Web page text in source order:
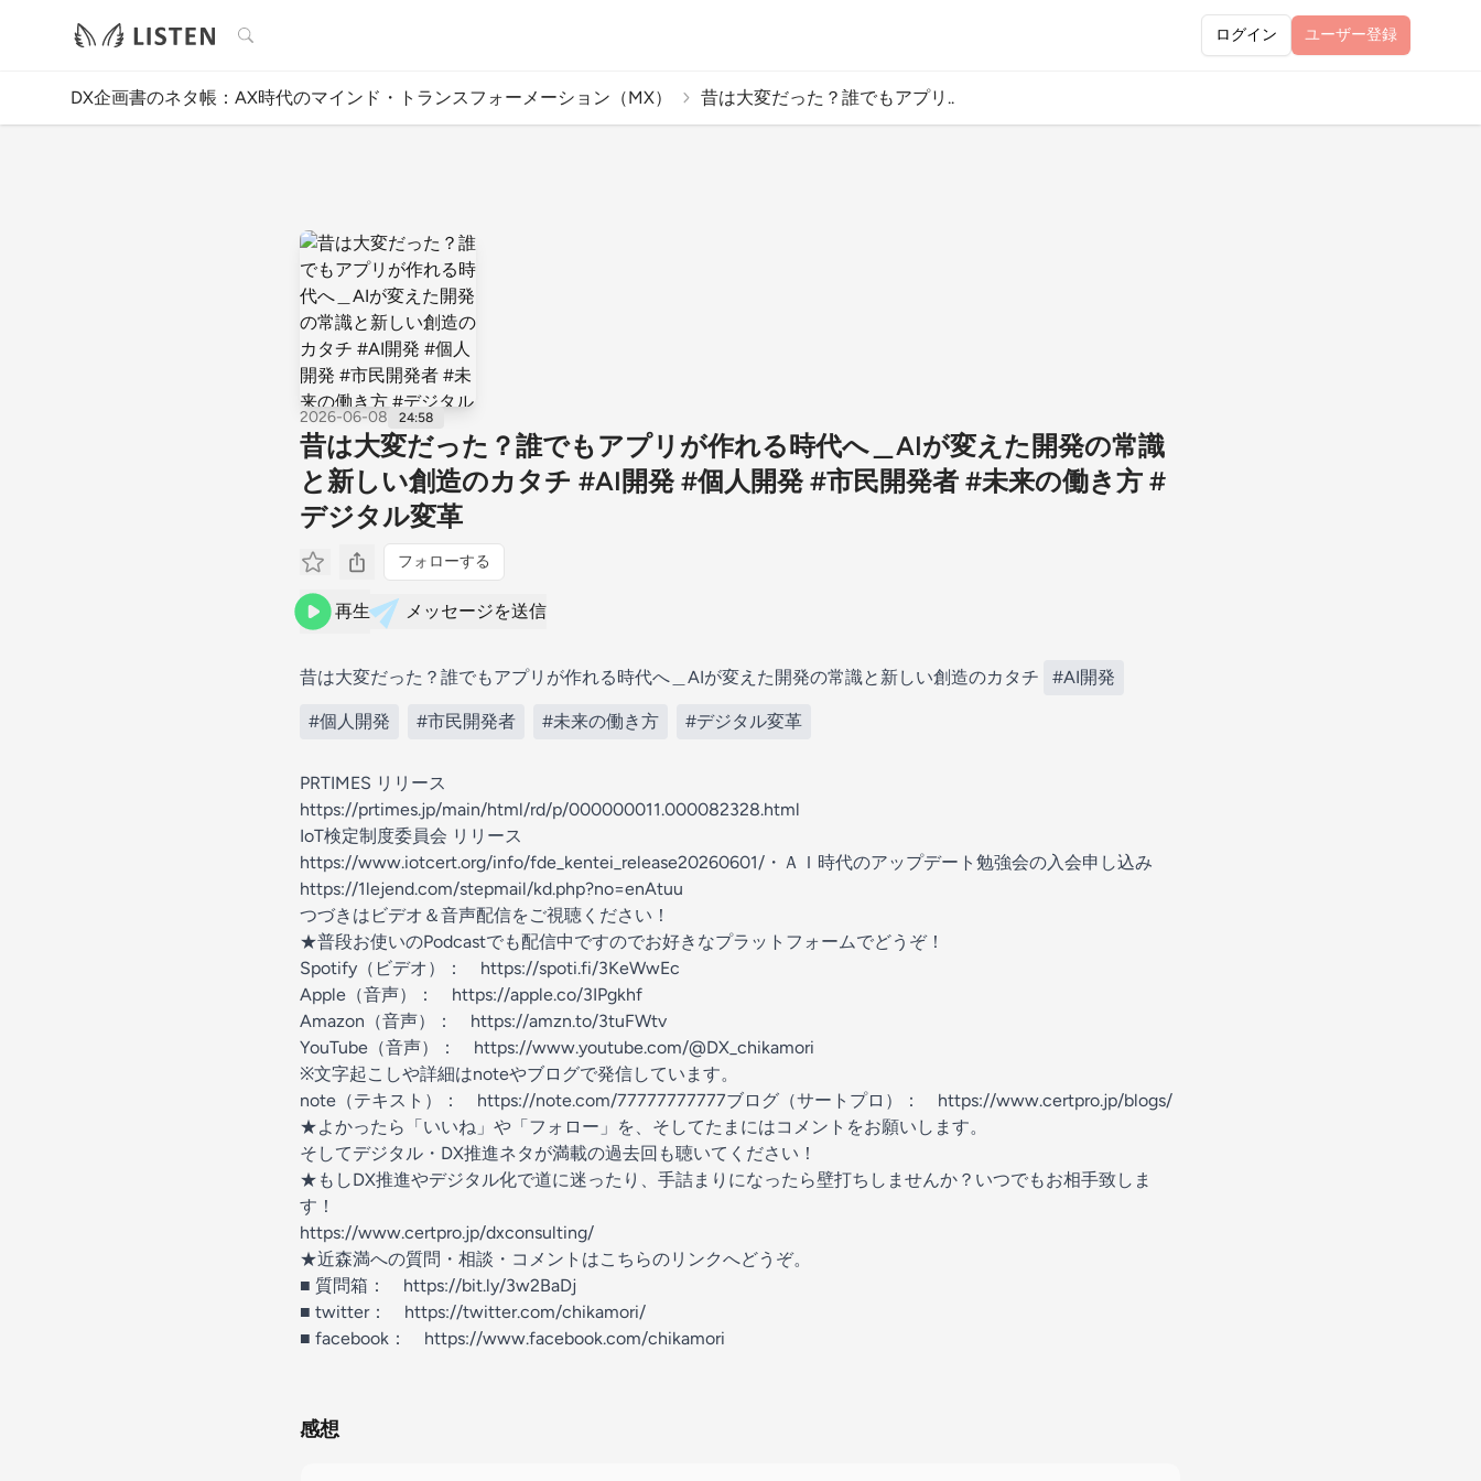
検索 ログイン ユーザー登録
DX企画書のネタ帳：AX時代のマインド・トランスフォーメーション（MX） 昔は大変だった？誰でもアプリ..
2026-06-08 24:58
昔は大変だった？誰でもアプリが作れる時代へ＿AIが変えた開発の常識
と新しい創造のカタチ #AI開発 #個人開発 #市民開発者 #未来の働き方 #
デジタル変革
フォローする
再生 メッセージを送信
昔は大変だった？誰でもアプリが作れる時代へ＿AIが変えた開発の常識と新しい創造のカタチ #AI開発
#個人開発 #市民開発者 #未来の働き方 #デジタル変革
PRTIMES リリース
https://prtimes.jp/main/html/rd/p/000000011.000082328.html⁠
IoT検定制度委員会 リリース
⁠https://www.iotcert.org/info/fde_kentei_release20260601/⁠ ・ＡＩ時代のアップデート勉強会の入会申し込み
https://1lejend.com/stepmail/kd.php?no=enAtuu
つづきはビデオ＆音声配信をご視聴ください！
★普段お使いのPodcastでも配信中ですのでお好きなプラットフォームでどうぞ！
Spotify（ビデオ）： https://spoti.fi/3KeWwEc
Apple（音声）： https://apple.co/3IPgkhf
Amazon（音声）： https://amzn.to/3tuFWtv
YouTube（音声）： https://www.youtube.com/@DX_chikamori
※文字起こしや詳細はnoteやブログで発信しています。
note（テキスト）： https://note.com/77777777777ブログ（サートプロ）： https://www.certpro.jp/blogs/
★よかったら「いいね」や「フォロー」を、そしてたまにはコメントをお願いします。
そしてデジタル・DX推進ネタが満載の過去回も聴いてください！
★もしDX推進やデジタル化で道に迷ったり、手詰まりになったら壁打ちしませんか？いつでもお相手致しま
す！
https://www.certpro.jp/dxconsulting/
★近森満への質問・相談・コメントはこちらのリンクへどうぞ。
■ 質問箱： https://bit.ly/3w2BaDj
■ twitter： https://twitter.com/chikamori/
■ facebook： https://www.facebook.com/chikamori
感想